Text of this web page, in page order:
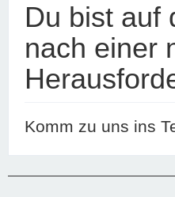
Du bist auf
nach einer
Komm zu uns ins